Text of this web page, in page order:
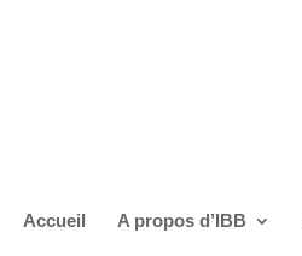
Accueil A propos d’IBB